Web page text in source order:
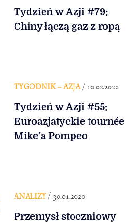
Tydzień w Azji #79:
Chiny łączą gaz z ropą
TYGODNIK – AZJA/ 10.02.2020
Tydzień w Azji #55:
Euroazjatyckie tournée
Mike’a Pompeo
ANALIZY/ 30.01.2020
Przemysł stoczniowy